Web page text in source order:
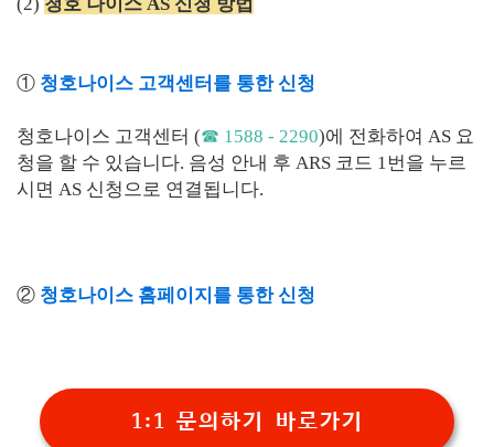
① 청호나이스 고객센터를 통한 신청
청호나이스 고객센터 (☎ 1588 - 2290)에 전화하여 AS 요
청을 할 수 있습니다. 음성 안내 후 ARS 코드 1번을 누르
시면 AS 신청으로 연결됩니다.
② 청호나이스 홈페이지를 통한 신청
1:1 문의하기 바로가기